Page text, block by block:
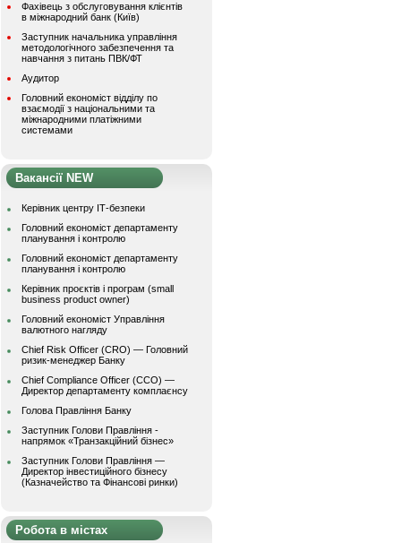
Фахівець з обслуговування клієнтів
в міжнародний банк (Київ)
Заступник начальника управління
методологічного забезпечення та
навчання з питань ПВК/ФТ
Аудитор
Головний економіст відділу по
взаємодії з національними та
міжнародними платіжними
системами
Вакансії NEW
Керівник центру ІТ-безпеки
Головний економіст департаменту
планування і контролю
Головний економіст департаменту
планування і контролю
Керівник проєктів і програм (small
business product owner)
Головний економіст Управління
валютного нагляду
Chief Risk Officer (CRO) — Головний
ризик-менеджер Банку
Chief Compliance Officer (CCO) —
Директор департаменту комплаєнсу
Голова Правління Банку
Заступник Голови Правління -
напрямок «Транзакційний бізнес»
Заступник Голови Правління —
Директор інвестиційного бізнесу
(Казначейство та Фінансові ринки)
Робота в містах